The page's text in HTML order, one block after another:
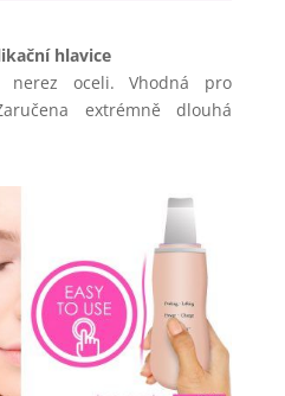
hlavice
nerez oceli. Vhodná pro
extrémně dlouhá